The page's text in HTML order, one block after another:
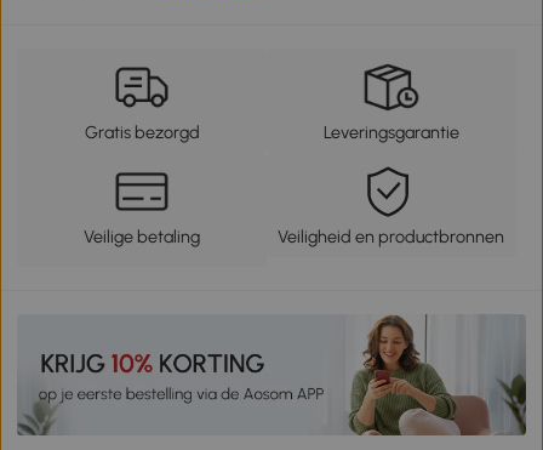
Gratis bezorgd Leveringsgarantie
Veilige betaling Veiligheid en productbronnen